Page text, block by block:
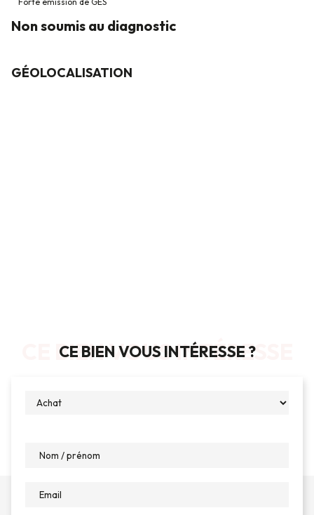
Non soumis au diagnostic
GÉOLOCALISATION
CE BIEN VOUS INTÉRESSE ?
CE BIEN VOUS INTÉRESSE